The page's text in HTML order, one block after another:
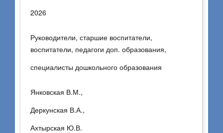
2026
Руководители, старшие воспитатели,
воспитатели, педагоги доп. образования,
специалисты дошкольного образования
Янковская В.М.,
Деркунская В.А.,
Ахтырская Ю.В.